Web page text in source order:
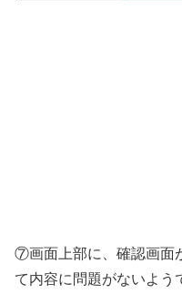
⑦画面上部に、確認画面
て内容に問題がないよう